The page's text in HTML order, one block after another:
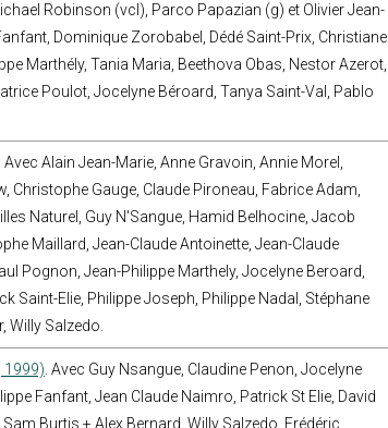
Robinson (vcl), Parco Papazian (g) et Olivier Jean-
Dominique Zorobabel, Dédé Saint-Prix, Christiane
Marthély, Tania Maria, Beethova Obas, Nestor Azerot,
Poulot, Jocelyne Béroard, Tanya Saint-Val, Pablo
. Avec Alain Jean-Marie, Anne Gravoin, Annie Morel,
Christophe Gauge, Claude Pironeau, Fabrice Adam,
Naturel, Guy N'Sangue, Hamid Belhocine, Jacob
Maillard, Jean-Claude Antoinette, Jean-Claude
Pognon, Jean-Philippe Marthely, Jocelyne Beroard,
Saint-Elie, Philippe Joseph, Philippe Nadal, Stéphane
Willy Salzedo.
1999) . Avec Guy Nsangue, Claudine Penon, Jocelyne
Fanfant, Jean Claude Naimro, Patrick St Elie, David
Burtis + Alex Bernard, Willy Salzedo, Frédéric